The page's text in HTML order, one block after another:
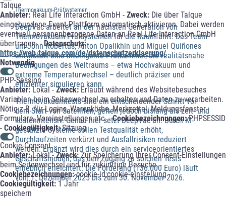
Talque
Anbieter:Real Life Interaction GmbH - Zweck: Die über Talque
eingebundene Event-Plattform automatisch aktivieren. Dabei werden
eventuell personenbezogene Daten an Real Life Interaction GmbH
übertragen. - Datenschutz:
https://web.talque.com/de/datenschutzerklaerung/
Notwendig
PHP-Session
Anbieter:Lokal -Zweck:Erlaubt während des Websitebesuches
Variablen beim Seitenwechsel zu erhalten und Daten zu verarbeiten.
Nötig z.B. für Logins, Warenkörbe, Merkzettel, Meldungsfenster,
Formulare, Voreinstellungen etc. -Cookiebezeichnungen:PHPSESSID
- Cookiegültigkeit:Sitzung
Cookie-Consent
Anbieter:Lokal -Zweck:Zur Speicherung Ihrer Consent-Einstellungen
beim Seitenwechsel und für zukünftige Besuche. -
Cookiebezeichnungen:cookie-id;cookie-einstellung -
Cookiegültigkeit: 1 Jahr
speichern
Thermovakuum-Prüfsystemen
DeepVac arbeitet an der nächsten Generation von
Thermovakuum-Prüfsystemen für die Raumfahrt. Das Team
um John Robertus, Anton Opalikhin und Miguel Quiñones
entwickelt eine intelligente Prüfkammer, die realitätsnahe
Bedingungen des Weltraums – etwa Hochvakuum und
extreme Temperaturwechsel – deutlich präziser und
effizienter simulieren kann.
Thermovakuumtests sind ein entscheidender Schritt vor
dem Start von Satelliten, gelten jedoch bislang als zeit- und
kostenintensiv. Genau hier setzt DeepVac an: Durch KI-
gestützte Systeme sollen Testqualität erhöht,
Durchlaufzeiten verkürzt und Ausfallrisiken reduziert
werden. Ergänzt wird dies durch ein serviceorientiertes
Geschäftsmodell, das den Zugang zu solchen Tests
erheblich erleichtert. Die Förderung (136.000 Euro) läuft
vom 1. Dezember 2025 bis zum 30. November 2026.